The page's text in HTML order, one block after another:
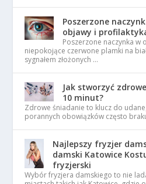
Poszerzone
objawy i
Poszerzone naczynka w
niepokojące czerwone plamki na
sygnałem złożonych …
Jak stworzyć
10 minut?
Zdrowe śniadanie to klucz do
porannych obowiązków często
Najlepszy fryzjer
damski Katowice
fryzjerski
Wybór fryzjera damskiego to nie